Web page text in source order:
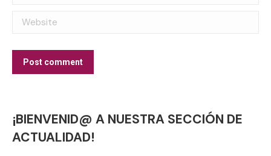
Website
Post comment
¡BIENVENID@ A NUESTRA SECCIÓN DE
ACTUALIDAD!